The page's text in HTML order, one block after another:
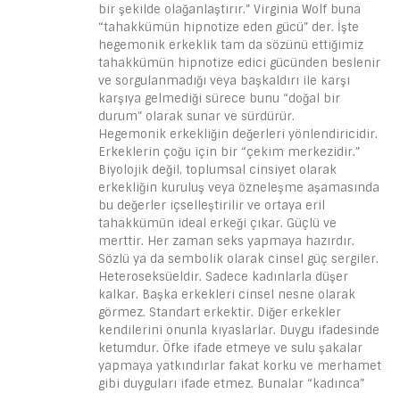
bir şekilde olağanlaştırır.” Virginia Wolf buna
“tahakkümün hipnotize eden gücü” der. İşte
hegemonik erkeklik tam da sözünü ettiğimiz
tahakkümün hipnotize edici gücünden beslenir
ve sorgulanmadığı veya başkaldırı ile karşı
karşıya gelmediği sürece bunu “doğal bir
durum” olarak sunar ve sürdürür.
Hegemonik erkekliğin değerleri yönlendiricidir.
Erkeklerin çoğu için bir “çekim merkezidir.”
Biyolojik değil, toplumsal cinsiyet olarak
erkekliğin kuruluş veya özneleşme aşamasında
bu değerler içselleştirilir ve ortaya eril
tahakkümün ideal erkeği çıkar. Güçlü ve
merttir. Her zaman seks yapmaya hazırdır.
Sözlü ya da sembolik olarak cinsel güç sergiler.
Heteroseksüeldir. Sadece kadınlarla düşer
kalkar. Başka erkekleri cinsel nesne olarak
görmez. Standart erkektir. Diğer erkekler
kendilerini onunla kıyaslarlar. Duygu ifadesinde
ketumdur. Öfke ifade etmeye ve sulu şakalar
yapmaya yatkındırlar fakat korku ve merhamet
gibi duyguları ifade etmez. Bunalar “kadınca”